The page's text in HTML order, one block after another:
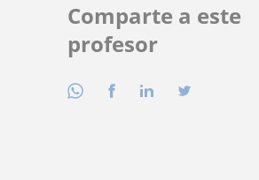
Comparte a este
profesor